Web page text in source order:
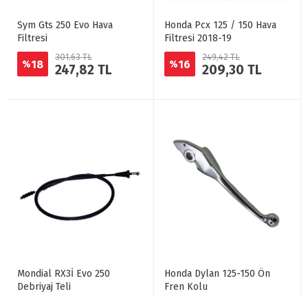
Sym Gts 250 Evo Hava
Filtresi
%18
301,63 TL
247,82 TL
Honda Pcx 125 / 150 Hava
Filtresi 2018-19
%16
249,42 TL
209,30 TL
Mondial RX3İ Evo 250
Debriyaj Teli
Honda Dylan 125-150 Ön
Fren Kolu